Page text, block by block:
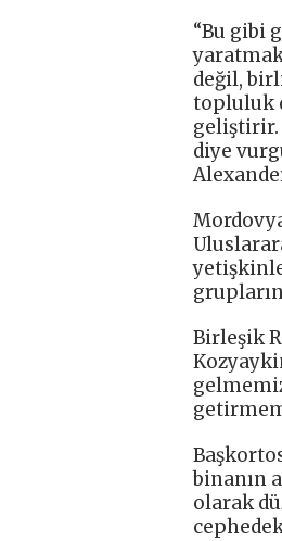
“Bu gibi
değil,
topluluk
geliştirir.
diye
Birleşik
binanın
olarak